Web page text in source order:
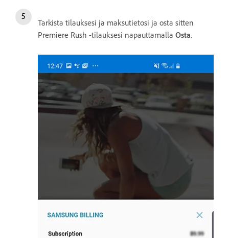
Tarkista tilauksesi ja maksutietosi ja osta sitten
Premiere Rush -tilauksesi napauttamalla Osta.